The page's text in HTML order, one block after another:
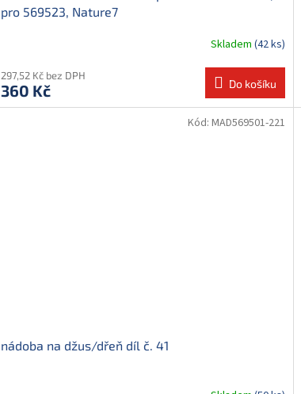
pro 569523, Nature7
Skladem (42 ks)
297,52 Kč bez DPH
360 Kč Do košíku
nádoba na džus/dřeň díl č. 41
Kód: MAD569501-221